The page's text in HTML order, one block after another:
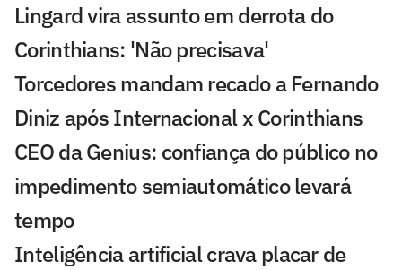
Lingard vira assunto em derrota do
Corinthians: 'Não precisava'
Torcedores mandam recado a Fernando
Diniz após Internacional x Corinthians
CEO da Genius: confiança do público no
impedimento semiautomático levará
tempo
Inteligência artificial crava placar de